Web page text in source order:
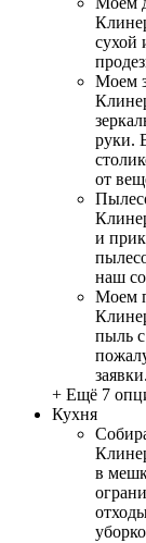
сухой
Моем
руки.
от
и
наш
Моем
пыль
+ Ещё 7
Кухня
в